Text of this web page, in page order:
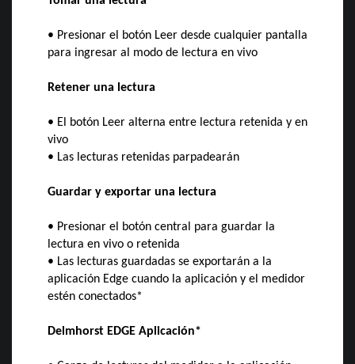
• Presionar el botón Leer desde cualquier pantalla
para ingresar al modo de lectura en vivo
Retener una lectura
• El botón Leer alterna entre lectura retenida y en
vivo
• Las lecturas retenidas parpadearán
Guardar y exportar una lectura
• Presionar el botón central para guardar la
lectura en vivo o retenida
• Las lecturas guardadas se exportarán a la
aplicación Edge cuando la aplicación y el medidor
estén conectados*
Delmhorst EDGE Aplicación*